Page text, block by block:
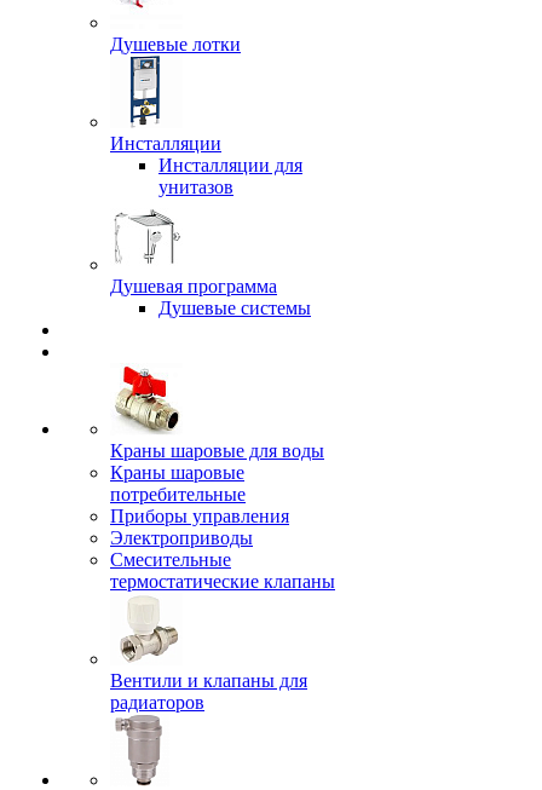
Душевые лотки
Инсталляции
Инсталляции для
унитазов
Душевая программа
Душевые системы
Краны шаровые для воды
Краны шаровые
потребительные
Приборы управления
Электроприводы
Смесительные
термостатические клапаны
Вентили и клапаны для
радиаторов